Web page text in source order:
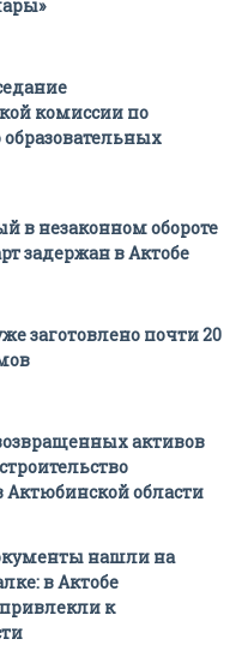
комиссии по
в незаконном обороте
задержан в Актобе
заготовлено почти 20
активов
Актюбинской области
нашли на
в Актобе
к